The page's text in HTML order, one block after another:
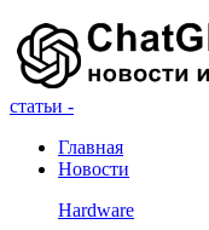
статьи -
Главная
Новости
Hardware